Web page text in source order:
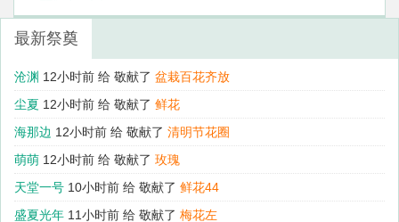
最新祭奠
长风 11小时前 给 敬献了 鲜花
沧渊 12小时前 给 敬献了 盆栽百花齐放
尘夏12小时前 给敬献了鲜花
海那边12小时前 给敬献了清明节花圈
萌萌12小时前 给敬献了玫瑰
天堂一号 10小时前 给 敬献了 鲜花44